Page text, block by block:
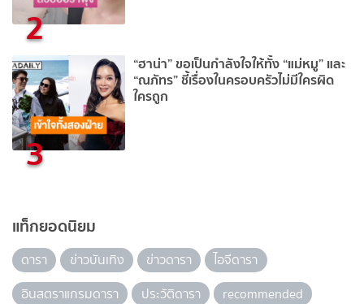
2
3
“ฮาน่า” ขอเป็นกำลังใจให้ทั้ง “แม่หมู” และ
“ณภัทร” ชี้เรื่องในครอบครัวไม่มีใครผิด
ใครถูก
แท็กยอดนิยม
ดารา ข่าวบันเทิง ข่าวดารา
ไอจีดารา
อินสตราแกรมดารา
ประวัติดารา
recommended